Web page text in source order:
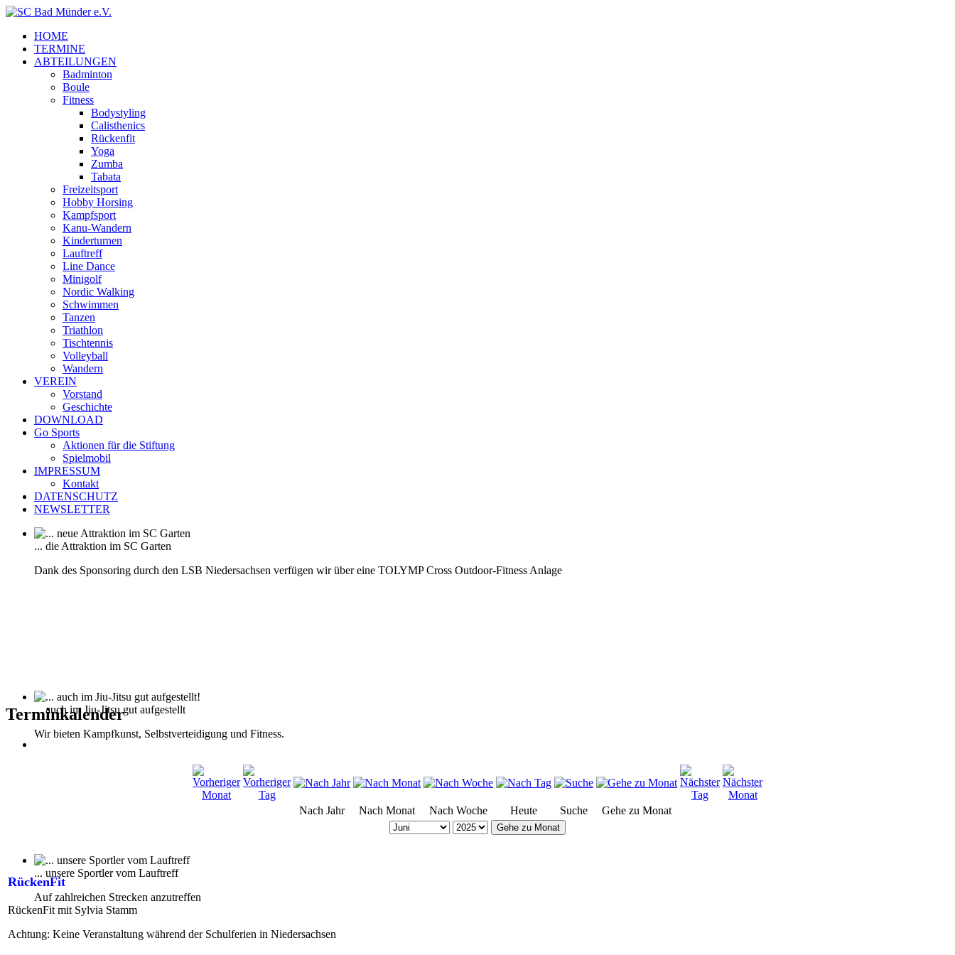
HOME
TERMINE
ABTEILUNGEN
Badminton
Boule
Fitness
Bodystyling
Calisthenics
Rückenfit
Yoga
Zumba
Tabata
Freizeitsport
Hobby Horsing
Kampfsport
Kanu-Wandern
Kinderturnen
Lauftreff
Line Dance
Minigolf
Nordic Walking
Schwimmen
Tanzen
Triathlon
Tischtennis
Volleyball
Wandern
VEREIN
Vorstand
Geschichte
DOWNLOAD
Go Sports
Aktionen für die Stiftung
Spielmobil
IMPRESSUM
Kontakt
DATENSCHUTZ
NEWSLETTER
... die Attraktion im SC Garten
Dank des Sponsoring durch den LSB Niedersachsen verfügen wir über eine TOLYMP Cross Outdoor-Fitness Anlage
... auch im Jiu-Jitsu gut aufgestellt
Wir bieten Kampfkunst, Selbstverteidigung und Fitness.
... unsere Sportler vom Lauftreff
Auf zahlreichen Strecken anzutreffen
Terminkalender
Nach Jahr Nach Monat Nach Woche Heute Suche Gehe zu Monat
Gehe zu Monat
RückenFit
RückenFit mit Sylvia Stamm
Achtung: Keine Veranstaltung während der Schulferien in Niedersachsen